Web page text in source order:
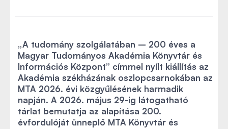
„A tudomány szolgálatában – 200 éves a
Magyar Tudományos Akadémia Könyvtár és
Információs Központ” címmel nyílt kiállítás az
Akadémia székházának oszlopcsarnokában az
MTA 2026. évi közgyűlésének harmadik
napján. A 2026. május 29-ig látogatható
tárlat bemutatja az alapítása 200.
évfordulóját ünneplő MTA Könyvtár és